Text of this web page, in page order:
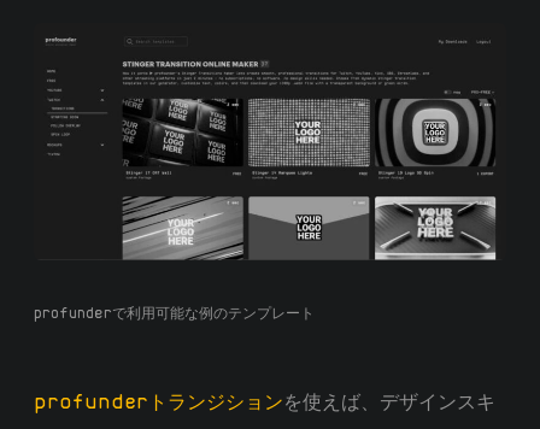
profunderで利用可能な例のテンプレート
profunderトランジションを使えば、デザインスキ